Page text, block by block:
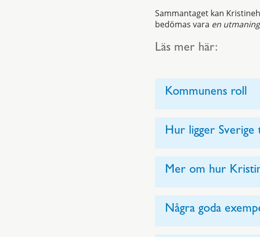
Sammantaget kan
bedömas vara en utmaning
Läs mer här:
Kommunens roll
Hur ligger Sverige
Mer om hur
Några goda